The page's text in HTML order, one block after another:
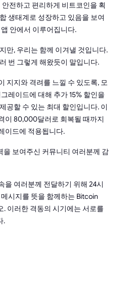
전하고 편리하게 비트코인을 획
생태계로 성장하고 있음을 보여
안에서 이루어집니다.
만, 우리는 함께 이겨낼 것입니다.
번 그렇게 해왔듯이 말입니다.
지지와 격려를 느낄 수 있도록, 모
레이드에 대해 추가 15% 할인을
공할 수 있는 최대 할인입니다. 이
이 80,000달러로 회복될 때까지
이드에 적용됩니다.
을 보여주신 커뮤니티 여러분께 감
을 여러분께 전달하기 위해 24시
시지를 뜻을 함께하는 Bitcoin
. 이러한 격동의 시기에는 서로를
.